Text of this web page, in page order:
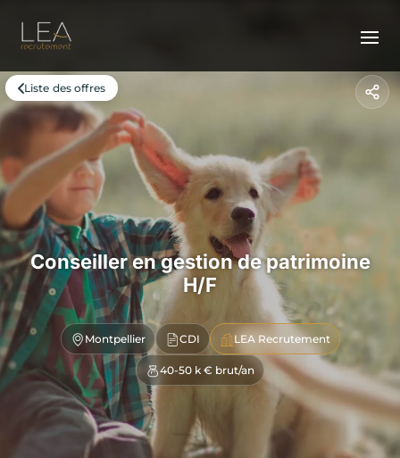
Liste des offres
Conseiller en gestion de patrimoine
H/F
Montpellier CDI LEA Recrutement
40-50 k € brut/an